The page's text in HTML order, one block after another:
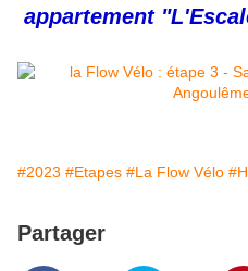
appartement
#2023 #Etapes #La Flow Vélo
Partager